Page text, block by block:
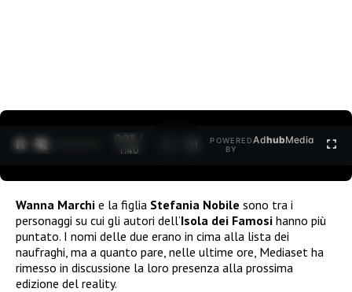
0:30 /
1:40
POWERED
BY
AdhubMedia
Wanna Marchi e la figlia Stefania Nobile sono tra i
personaggi su cui gli autori dell’Isola dei Famosi hanno più
puntato. I nomi delle due erano in cima alla lista dei
naufraghi, ma a quanto pare, nelle ultime ore, Mediaset ha
rimesso in discussione la loro presenza alla prossima
edizione del reality.